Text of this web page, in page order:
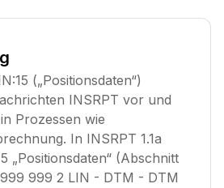
(„Positionsdaten“)
INSRPT vor und
Prozessen wie
In INSRPT 1.1a
„Positionsdaten“ (Abschnitt
999 2 LIN - DTM - DTM